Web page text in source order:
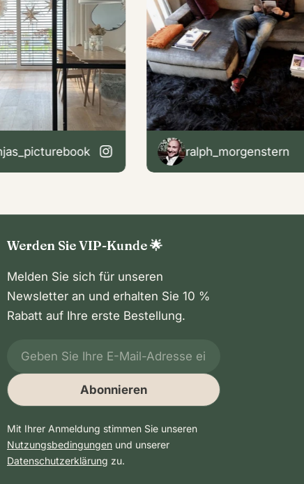
ralph_morgenstern
Werden Sie VIP-Kunde 🌟
Melden Sie sich für unseren
Newsletter an und erhalten Sie 10 %
Rabatt auf Ihre erste Bestellung.
Abonnieren
Mit Ihrer Anmeldung stimmen Sie unseren
Nutzungsbedingungenund unserer
Datenschutzerklärung zu.